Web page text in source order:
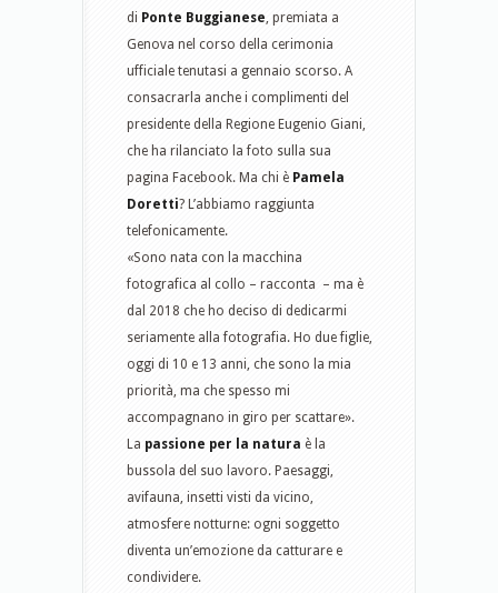
di Ponte Buggianese, premiata a
Genova nel corso della cerimonia
ufficiale tenutasi a gennaio scorso. A
consacrarla anche i complimenti del
presidente della Regione Eugenio Giani,
che ha rilanciato la foto sulla sua
pagina Facebook. Ma chi è Pamela
Doretti? L’abbiamo raggiunta
telefonicamente.
«Sono nata con la macchina
fotografica al collo – racconta – ma è
dal 2018 che ho deciso di dedicarmi
seriamente alla fotografia. Ho due figlie,
oggi di 10 e 13 anni, che sono la mia
priorità, ma che spesso mi
accompagnano in giro per scattare».
La passione per la natura è la
bussola del suo lavoro. Paesaggi,
avifauna, insetti visti da vicino,
atmosfere notturne: ogni soggetto
diventa un’emozione da catturare e
condividere.